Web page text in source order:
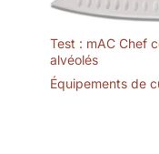
Test : mAC Chef
alvéolés
Équipements de